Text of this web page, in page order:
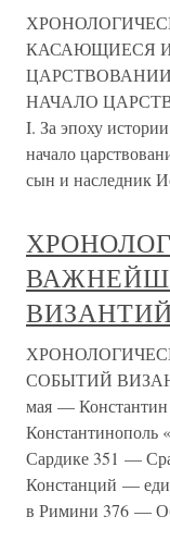
КАСАЮЩИЕСЯ
НАЧАЛО
I. За эпоху
начало
сын и наследник
СОБЫТИЙ
мая — Константин
Сардике 351 —
Констанций —
в Римини 376 —